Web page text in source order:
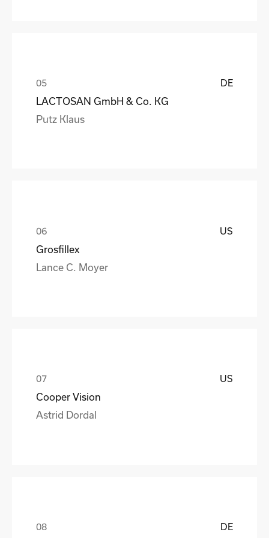
DE
LACTOSAN GmbH & Co. KG
Putz Klaus
US
Grosfillex
Lance C. Moyer
US
Cooper Vision
Astrid Dordal
DE